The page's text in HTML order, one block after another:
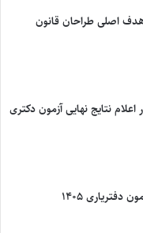
اصلی طراحان قانون
نتایج نهایی آزمون دکتری
دفتریاری ۱۴۰۵